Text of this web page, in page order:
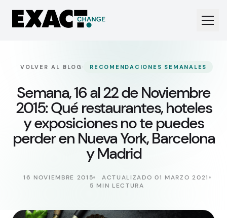
VOLVER AL BLOG · RECOMENDACIONES SEMANALES
Semana, 16 al 22 de Noviembre
2015: Qué restaurantes, hoteles
y exposiciones no te puedes
perder en Nueva York, Barcelona
y Madrid
16 NOVIEMBRE 2015
ACTUALIZADO 01 MARZO 2021
5 MIN LECTURA